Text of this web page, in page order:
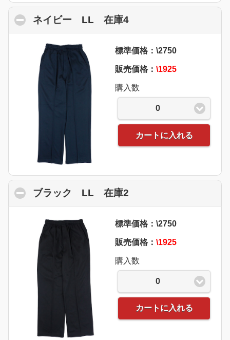
ネイビー LL 在庫4click to collapse
標準価格：\2750
販売価格： \1925
購入数
0
カートに入れる
ブラック LL 在庫2
標準価格：\2750
販売価格： \1925
購入数
0
カートに入れる